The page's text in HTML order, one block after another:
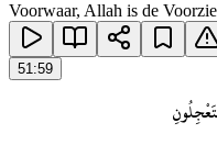
Voorwaar, Allah is de
51:59